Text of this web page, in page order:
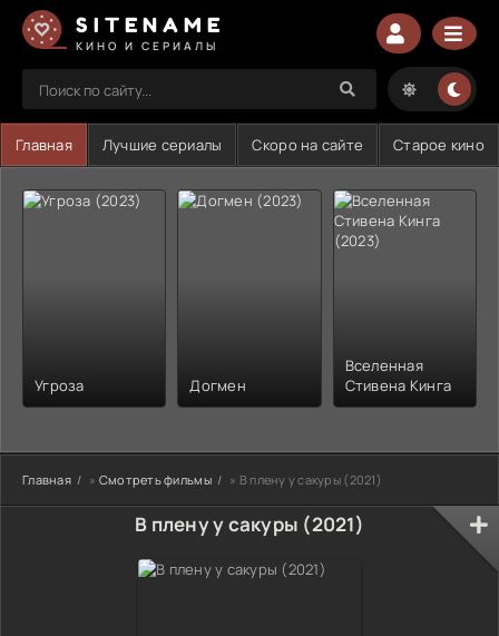
SITENAME
КИНО И СЕРИАЛЫ
Главная Лучшие сериалы Скоро на сайте Старое кино
Угроза Догмен
Вселенная
Стивена Кинга
Главная » Смотреть фильмы » В плену у сакуры (2021)
В плену у сакуры (2021)